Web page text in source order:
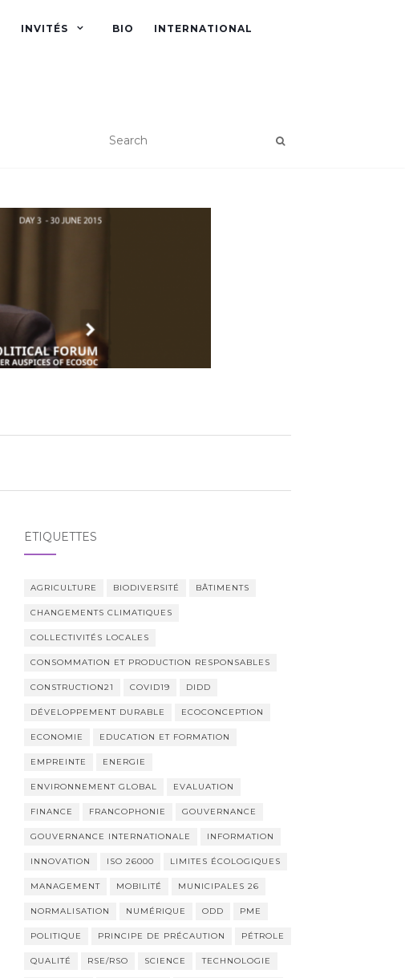
INVITÉS BIO INTERNATIONAL
ÉTIQUETTES
AGRICULTURE BIODIVERSITÉ BÂTIMENTS
CHANGEMENTS CLIMATIQUES
COLLECTIVITÉS LOCALES
CONSOMMATION ET PRODUCTION RESPONSABLES
CONSTRUCTION21 COVID19 DIDD
DÉVELOPPEMENT DURABLE ECOCONCEPTION
ECONOMIE EDUCATION ET FORMATION
EMPREINTE ENERGIE
ENVIRONNEMENT GLOBAL EVALUATION
FINANCE FRANCOPHONIE GOUVERNANCE
GOUVERNANCE INTERNATIONALE INFORMATION
INNOVATION ISO 26000 LIMITES ÉCOLOGIQUES
MANAGEMENT MOBILITÉ MUNICIPALES 26
NORMALISATION NUMÉRIQUE ODD PME
POLITIQUE PRINCIPE DE PRÉCAUTION PÉTROLE
QUALITÉ RSE/RSO SCIENCE TECHNOLOGIE